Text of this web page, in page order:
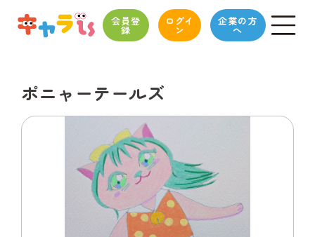
会員登
録
ログイ
ン
企業の方
へ
ポニャーテールズ